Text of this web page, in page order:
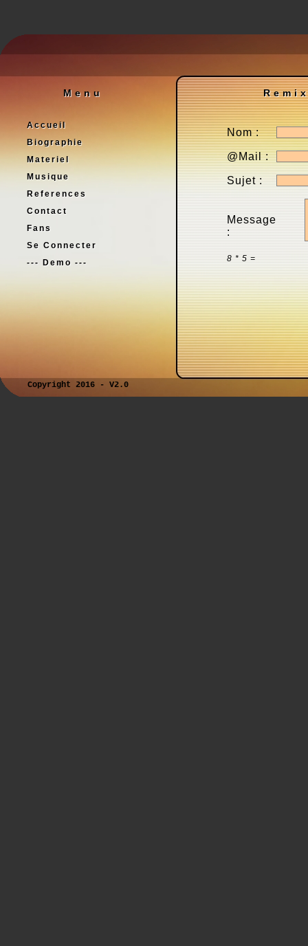
Menu
Nom :
@Mail :
Sujet :
Message
:
8 * 5 =
Accueil
Biographie
Materiel
Musique
References
Contact
Fans
Se Connecter
--- Demo ---
Copyright 2016 - V2.0